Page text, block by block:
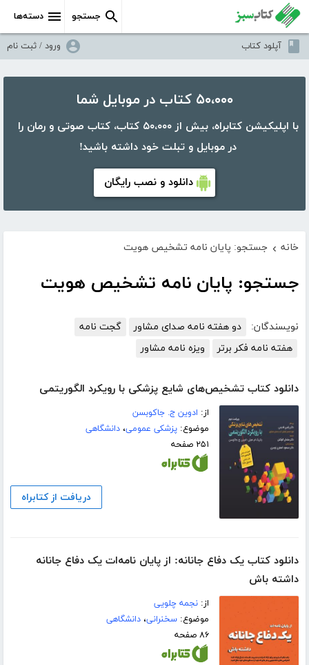
دسته‌ها جستجو
آپلود کتاب ورود / ثبت نام
۵۰،۰۰۰ کتاب در موبایل شما
با اپلیکیشن کتابراه، بیش از ۵۰،۰۰۰ کتاب، کتاب صوتی و رمان را
در موبایل و تبلت خود داشته باشید!
دانلود و نصب رایگان
خانه › جستجو: پایان نامه تشخیص هویت
جستجو: پایان نامه تشخیص هویت
نویسندگان: دو هفته نامه صدای مشاور
گجت نامه
هفته نامه فکر برتر
ویزه نامه مشاور
دانلود کتاب تشخیص‌های شایع پزشکی با رویکرد الگوریتمی
از: ادوین ج. جاکوبسن
موضوع:پزشکی عمومی،دانشگاهی
۲۵۱ صفحه
دریافت از کتابراه
دانلود کتاب یک دفاع جانانه: از پایان نامه‌ات یک دفاع جانانه
داشته باش
از:نجمه چلویی
موضوع:سخنرانی،دانشگاهی
۸۶ صفحه